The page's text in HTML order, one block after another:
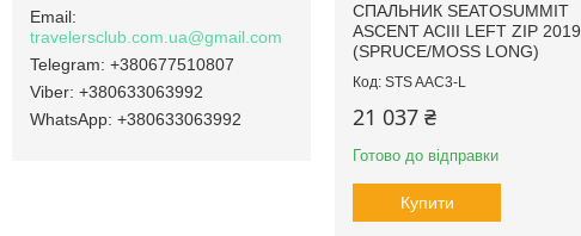
СПАЛЬНИК SEATOSUMMIT
ASCENT ACIII LEFT ZIP 2019
(SPRUCE/MOSS LONG)
STS AAC3-L
21 037 ₴
Готово до відправки
Купити
travelersclub.com.ua@gmail.com
+380677510807
+380633063992
+380633063992